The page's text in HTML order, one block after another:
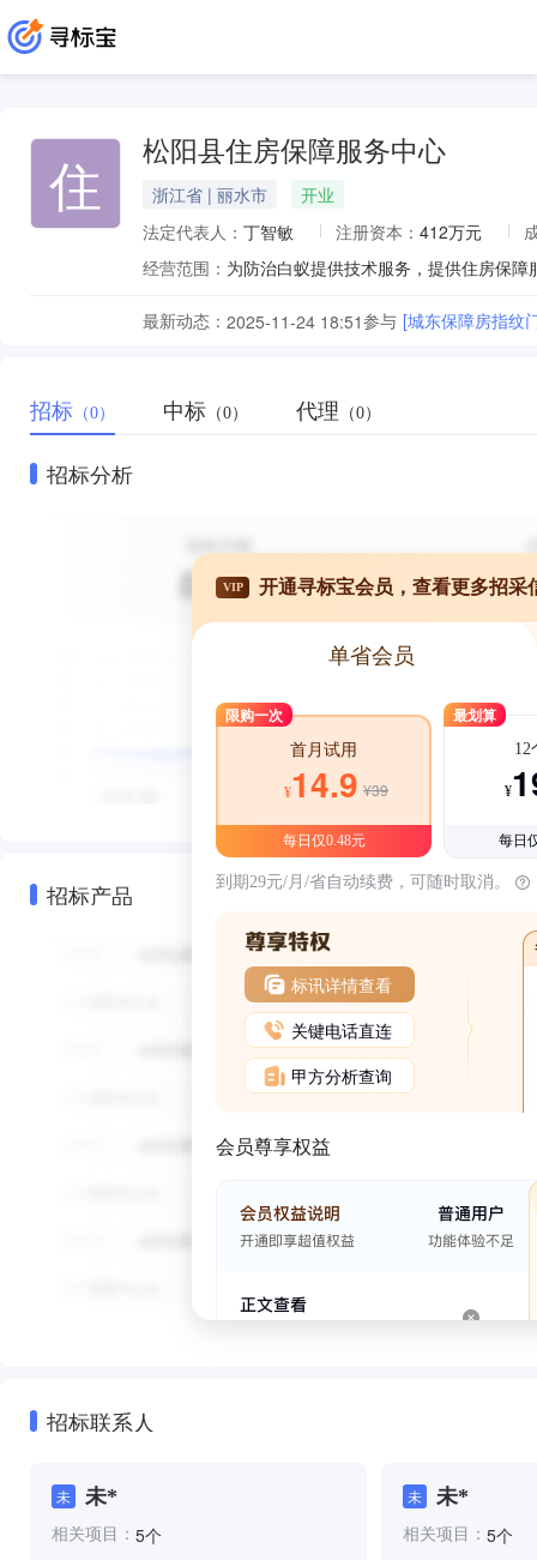
住 松阳县住房保障服务中心
浙江省 | 丽水市
开业
法定代表人： 丁智敏 注册资本： 412万元
经营范围：
最新动态： 2025-11-24 18:51参与 [城东保障房指纹
招标 （0） 中标 （0） 代理 （0）
招标分析
招标产品
VIP 开通寻标宝会员，查看更多招采
单省会员
限购一次
首月试用
¥14.9 ¥39
每日仅0.48元
最划算
12
¥
每日
到期29元/月/省自动续费，可随时取消。
标讯详情查看
关键电话直连
甲方分析查询
会员尊享权益
招标联系人
未 未*
相关项目： 5个
未 未*
相关项目： 5个